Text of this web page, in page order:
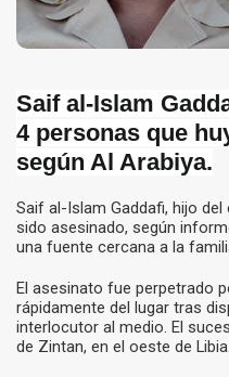
Saif al-Islam
4 personas que
según Al Arabiya.
Saif al-Islam Gaddafi, hijo
sido asesinado, según
una fuente cercana a la
El asesinato fue perpetrado
rápidamente del lugar tras
interlocutor al medio. El
de Zintan, en el oeste de Libia.